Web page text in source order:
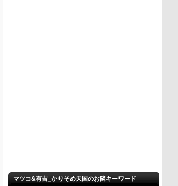
マツコ&有吉_かりそめ天国のお隣キーワード